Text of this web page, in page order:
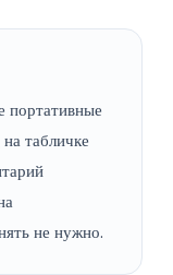
портативные
табличке
не нужно.